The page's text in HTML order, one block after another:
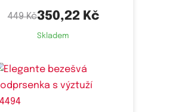
449 Kč350,22 Kč
Skladem